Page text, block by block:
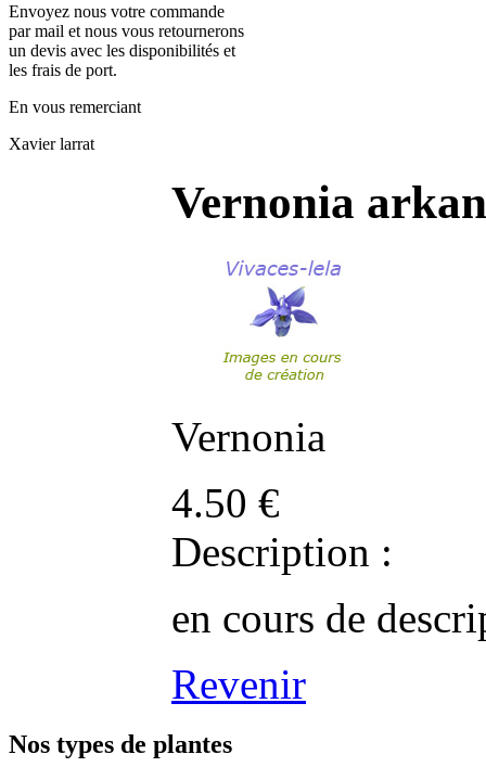
Envoyez nous votre commande
par mail et nous vous retournerons
un devis avec les disponibilités et
les frais de port.
En vous remerciant
Xavier larrat
Vernonia
Vernonia
4.50 €
Description :
en cours de
Revenir
Nos types de plantes